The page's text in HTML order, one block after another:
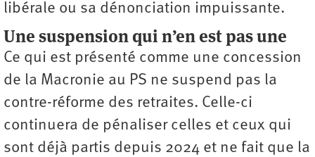
libérale ou sa ­dénonciation impuissante.
Une suspension qui n’en est pas une
Ce qui est présenté comme une concession
de la Macronie au PS ne suspend pas la
contre-réforme des retraites. Celle-ci
continuera de pénaliser celles et ceux qui
sont déjà partis depuis 2024 et ne fait que la